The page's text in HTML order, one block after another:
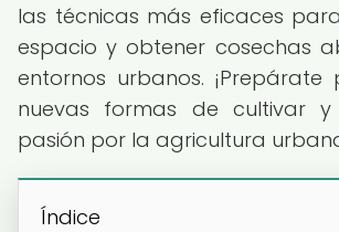
las técnicas más eficaces
espacio y obtener cosechas
entornos urbanos.
nuevas formas de cultivar
pasión por la agricultura
Índice